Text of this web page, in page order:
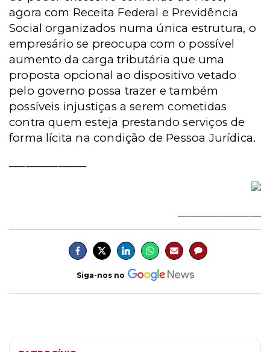
agora com Receita Federal e Previdência
Social organizados numa única estrutura, o
empresário se preocupa com o possível
aumento da carga tributária que uma
proposta opcional ao dispositivo vetado
pelo governo possa trazer e também
possíveis injustiças a serem cometidas
contra quem esteja prestando serviços de
forma lícita na condição de Pessoa Jurídica.
Siga-nos no